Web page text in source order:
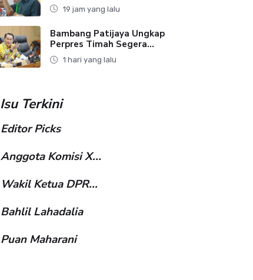
19 jam yang lalu
Bambang Patijaya Ungkap
Perpres Timah Segera...
1 hari yang lalu
Isu Terkini
Editor Picks
Anggota Komisi X...
Wakil Ketua DPR...
Bahlil Lahadalia
Puan Maharani